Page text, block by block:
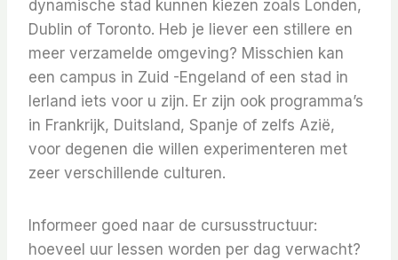
dynamische stad kunnen kiezen zoals Londen,
Dublin of Toronto. Heb je liever een stillere en
meer verzamelde omgeving? Misschien kan
een campus in Zuid -Engeland of een stad in
Ierland iets voor u zijn. Er zijn ook programma’s
in Frankrijk, Duitsland, Spanje of zelfs Azië,
voor degenen die willen experimenteren met
zeer verschillende culturen.
Informeer goed naar de cursusstructuur:
hoeveel uur lessen worden per dag verwacht?